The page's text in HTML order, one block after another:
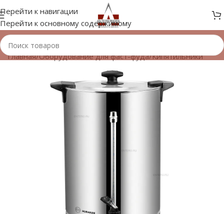
Перейти к навигации
Перейти к основному содержимому
Главная/Оборудование для фаст-фуда/Кипятильники